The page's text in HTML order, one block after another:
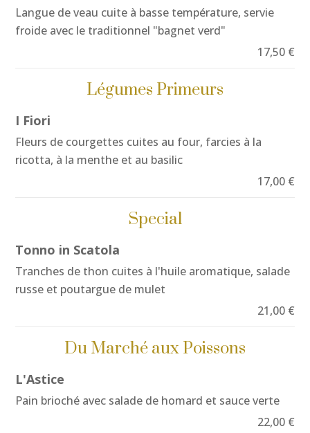
Langue de veau cuite à basse température, servie
froide avec le traditionnel "bagnet verd"
17,50 €
Légumes Primeurs
I Fiori
Fleurs de courgettes cuites au four, farcies à la
ricotta, à la menthe et au basilic
17,00 €
Special
Tonno in Scatola
Tranches de thon cuites à l'huile aromatique, salade
russe et poutargue de mulet
21,00 €
Du Marché aux Poissons
L'Astice
Pain brioché avec salade de homard et sauce verte
22,00 €